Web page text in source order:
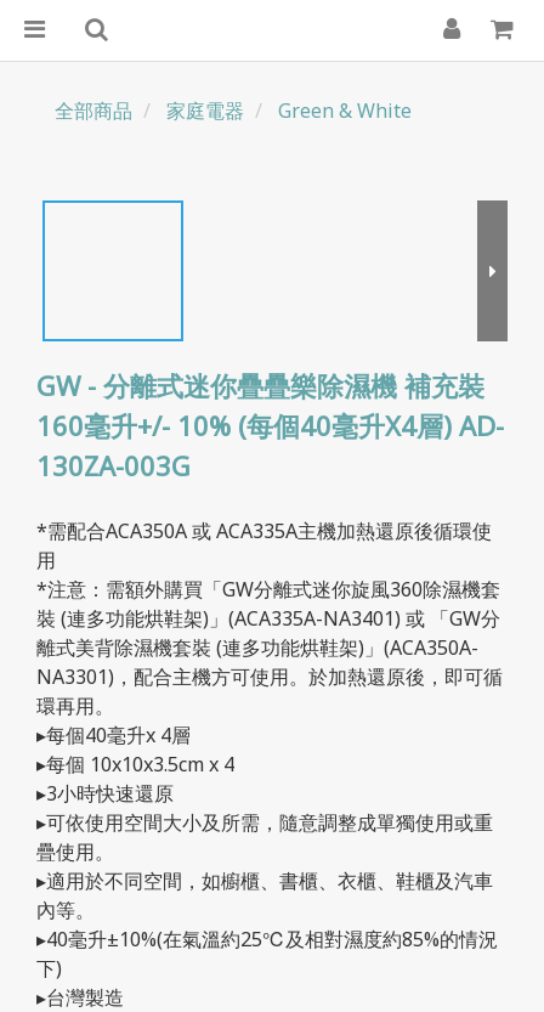
全部商品 家庭電器 Green & White
GW - 分離式迷你疊疊樂除濕機 補充裝
160毫升+/- 10% (每個40毫升X4層) AD-
130ZA-003G
*需配合ACA350A 或 ACA335A主機加熱還原後循環使
用
*注意：需額外購買「GW分離式迷你旋風360除濕機套
裝 (連多功能烘鞋架)」(ACA335A-NA3401) 或 「GW分
離式美背除濕機套裝 (連多功能烘鞋架)」(ACA350A-
NA3301)，配合主機方可使用。於加熱還原後，即可循
環再用。
▸每個40毫升x 4層
▸每個 10x10x3.5cm x 4
▸3小時快速還原
▸可依使用空間大小及所需，隨意調整成單獨使用或重
疊使用。
▸適用於不同空間，如櫥櫃、書櫃、衣櫃、鞋櫃及汽車
內等。
▸40毫升±10%(在氣溫約25℃及相對濕度約85%的情況
下)
▸台灣製造